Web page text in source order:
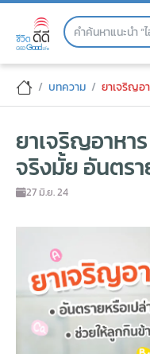
Skip
ยาเจริญอาหาร ช่
บทความ ยาเจริญอาหาร ช่วยให้ลูกกิน
ยาเจริญอาหา
จริงมั้ย อันตร
27 มิ.ย. 24